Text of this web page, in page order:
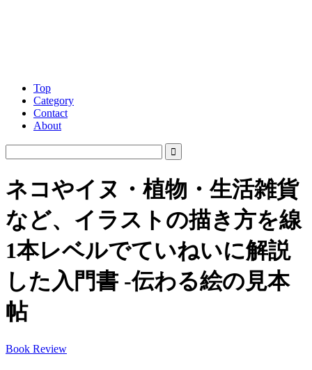
Top
Category
Contact
About
ネコやイヌ・植物・生活雑貨
など、イラストの描き方を線
1本レベルでていねいに解説
した入門書 -伝わる絵の見本
帖
Book Review